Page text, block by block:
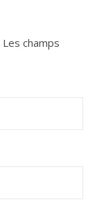
Les champs